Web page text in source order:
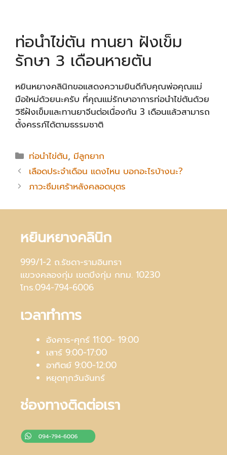
ท่อนำไข่ตัน ทานยา ฝังเข็ม
รักษา 3 เดือนหายตัน
หยินหยางคลินิกขอแสดงความยินดีกับคุณพ่อคุณแม่
มือใหม่ด้วยนะครับ ที่คุณแม่รักษาอาการท่อนำไข่ตันด้วย
วิธีฝังเข็มและทานยาจีนต่อเนื่องกัน 3 เดือนแล้วสามารถ
ตั้งครรภ์ได้ตามธรรมชาติ
Categories
ท่อนำไข่ตัน, มีลูกยาก
เลือดประจำเดือน แดงไหน บอกอะไรบ้างนะ?
ภาวะซึมเศร้าหลังคลอดบุตร
หยินหยางคลินิก
999/1-2 ถ.รัชดา-รามอินทรา
แขวงคลองกุ่ม เขตบึงกุ่ม กทม. 10230
โทร.094-794-6006
เวลาทำการ
อังคาร-ศุกร์ 11:00- 19:00
เสาร์ 9:00-17:00
อาทิตย์ 9:00-12:00
หยุดทุกวันจันทร์
ช่องทางติดต่อเรา